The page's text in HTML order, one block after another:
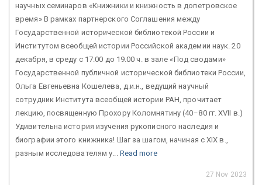
научных семинаров «Книжники и книжность в допетровское
время» В рамках партнерского Соглашения между
Государственной исторической библиотекой России и
Институтом всеобщей истории Российской академии наук. 20
декабря, в среду с 17.00 до 19.00 ч. в зале «Под сводами»
Государственной публичной исторической библиотеки России,
Ольга Евгеньевна Кошелева, д.и.н., ведущий научный
сотрудник Института всеобщей истории РАН, прочитает
лекцию, посвященную Прохору Коломнятину (40–80 гг. XVII в.)
Удивительна история изучения рукописного наследия и
биографии этого книжника! Шаг за шагом, начиная с XIX в.,
разным исследователям у... Read more
27 Nov 2023